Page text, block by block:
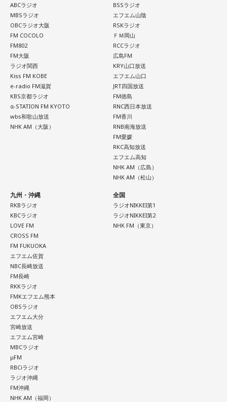
ほのか：はい。
遠山：この楽曲はどこから作り始めました？
ほのか：「これ描いて死ね」は、マンガを描くことを題材に
した作品なんですけど、まずは原作を読みました。それで、0
から1にするときに、心のなかで薪をくべて火種を燃やしてい
く。そして、風が吹いてめちゃめちゃ燃えていくみたいな。
そういったものを絶やさずに「自分だけでやっていくぞ！」
みたいな気持ちと、私がお家で音楽を作っているとき
の……“色”かな？ その色がすごく一致している部分があったの
で、今回はアニメのエンディングテーマとして曲を書かせて
もらったんですけど、結構パーソナルな部分が出た作品にな
遠山：自分自身の内面をすごく辿って探っている曲ですよ
ね？
ほのか：はい。私は「自分自身を分かってみたい」という気
持ちで作品を作っていて、もしかしたら皆さんも何かを作る
ときって、自分自身を分かってみたいから作るんじゃないか
なと思って、そういう曲を作りました。
遠山：海ちゃんはどうですか？
海：アニメでは、マンガ大好きな女の子が、同人誌とかを売
るようなイベントに行って「自分でも描けるんだ！」と思っ
て、そこから自分で描き始めるんですけど、それが私自身の
音楽体験とすごくつながっていて。
「あ、自分もバンドできるんだ」みたいな、そういうときの
ワクワク感のようなものが、いろんな不安や葛藤を飛び越え
ちゃうみたいな、そういうバイタリティのある曲だなと思い
ます。歌詞は自分と向き合っている部分も結構あるんですけ
ど、音像がかなり爽やかなので、そういうものを飛び越えて
ABCラジオ
MBSラジオ
OBCラジオ大阪
FM COCOLO
FM802
FM大阪
ラジオ関西
Kiss FM KOBE
e-radio FM滋賀
KBS京都ラジオ
α-STATION FM KYOTO
wbs和歌山放送
NHK AM（大阪）
BSSラジオ
エフエム山陰
RSKラジオ
ＦＭ岡山
RCCラジオ
広島FM
KRY山口放送
エフエム山口
JRT四国放送
FM徳島
RNC西日本放送
FM香川
RNB南海放送
FM愛媛
RKC高知放送
エフエム高知
NHK AM（広島）
NHK AM（松山）
九州・沖縄
RKBラジオ
KBCラジオ
LOVE FM
CROSS FM
FM FUKUOKA
エフエム佐賀
NBC長崎放送
FM長崎
RKKラジオ
FMKエフエム熊本
OBSラジオ
エフエム大分
宮崎放送
エフエム宮崎
MBCラジオ
μFM
RBCiラジオ
ラジオ沖縄
FM沖縄
NHK AM（福岡）
全国
ラジオNIKKEI第1
ラジオNIKKEI第2
NHK FM（東京）